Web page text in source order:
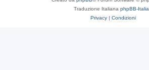
Traduzione Italiana phpBB-
Privacy | Condizioni